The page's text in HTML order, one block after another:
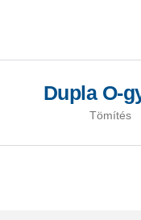
Dupla O-
Tömítés